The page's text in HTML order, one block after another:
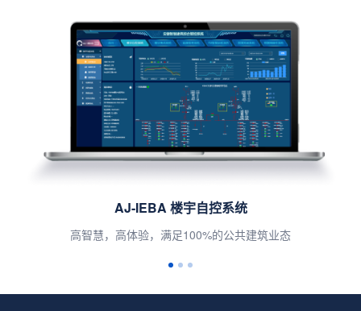
AJ-IEMS 智慧能源管理系统
“能算一体化”，全面覆盖企业多种能源